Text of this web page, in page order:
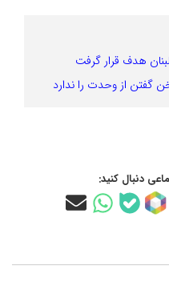
هدف قرار گرفت
گفتن از وحدت را ندارد
دنبال کنید: